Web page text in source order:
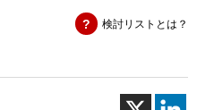
シ
携
帯
検討リストとは？